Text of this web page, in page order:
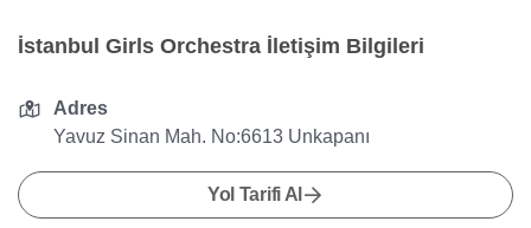
İstanbul Girls Orchestra İletişim Bilgileri
Adres
Yavuz Sinan Mah. No:6613 Unkapanı
Yol Tarifi Al